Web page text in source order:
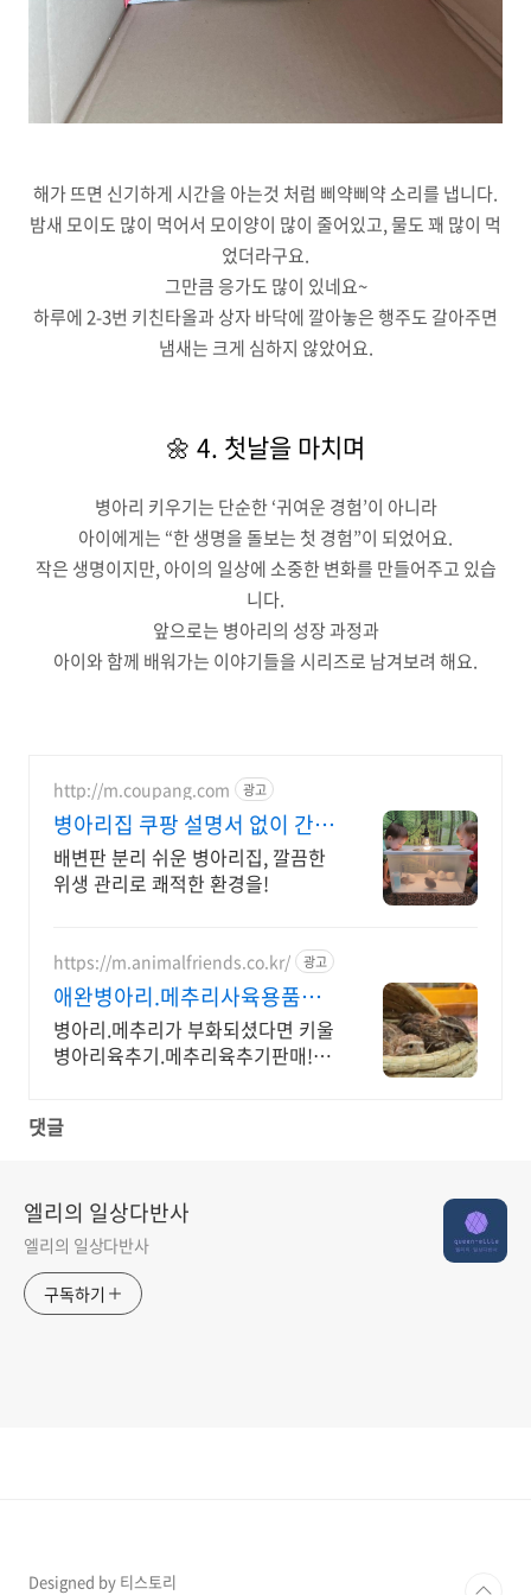
해가 뜨면 신기하게 시간을 아는것 처럼 삐약삐약 소리를 냅니다.
밤새 모이도 많이 먹어서 모이양이 많이 줄어있고, 물도 꽤 많이 먹
었더라구요.
그만큼 응가도 많이 있네요~
하루에 2-3번 키친타올과 상자 바닥에 깔아놓은 행주도 갈아주면
냄새는 크게 심하지 않았어요.
🌼 4. 첫날을 마치며
병아리 키우기는 단순한 ‘귀여운 경험’이 아니라
아이에게는 “한 생명을 돌보는 첫 경험”이 되었어요.
작은 생명이지만, 아이의 일상에 소중한 변화를 만들어주고 있습
니다.
앞으로는 병아리의 성장 과정과
아이와 함께 배워가는 이야기들을 시리즈로 남겨보려 해요.
http://m.coupang.com 광고
병아리집 쿠팡 설명서 없이 간편
한 조립
배변판 분리 쉬운 병아리집, 깔끔한
위생 관리로 쾌적한 환경을!
https://m.animalfriends.co.kr/ 광고
애완병아리.메추리사육용품판
매 미니메추리 분양
병아리.메추리가 부화되셨다면 키울
병아리육추기.메추리육추기판매! 부
댓글
엘리의 일상다반사
엘리의 일상다반사
구독하기
Designed by 티스토리